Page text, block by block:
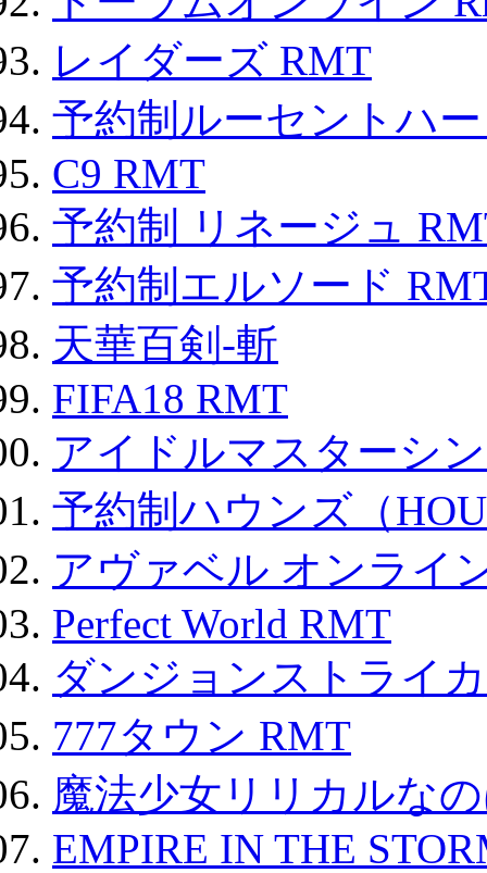
レイダーズ RMT
予約制ルーセントハ
C9 RMT
予約制 リネージュ
予約制エルソード
天華百剣-斬
FIFA18 RMT
アイドルマスターシ
予約制ハウンズ（
アヴァベル オンライ
Perfect World RMT
ダンジョンストライ
777タウン RMT
魔法少女リリカルな
EMPIRE IN THE